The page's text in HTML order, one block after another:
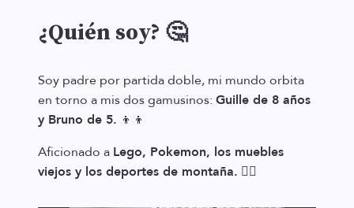
¿Quién soy? 🤔
Soy padre por partida doble, mi mundo orbita
en torno a mis dos gamusinos: Guille de 8 años
y Bruno de 5. 👦👦
Aficionado a Lego, Pokemon, los muebles
viejos y los deportes de montaña. 🧗‍♂